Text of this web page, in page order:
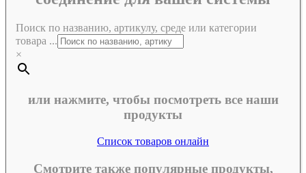
Поиск по названию, артикулу, среде или категории
товара ...
×
или нажмите, чтобы посмотреть все наши
продукты
Список товаров онлайн
Смотрите также популярные продукты,